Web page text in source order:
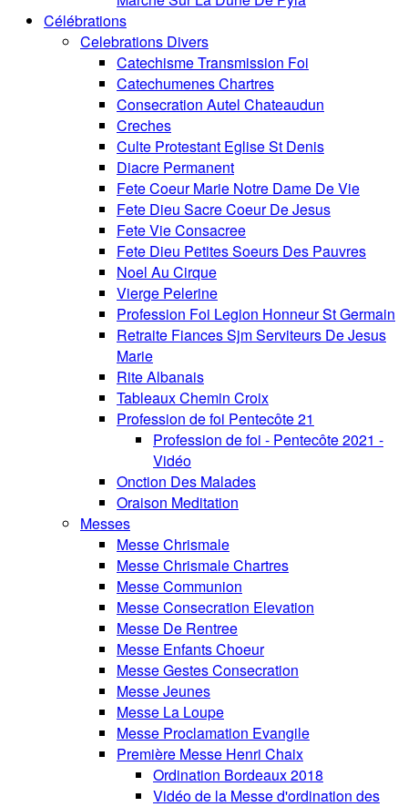
Célébrations
Celebrations Divers
Catechisme Transmission Foi
Catechumenes Chartres
Consecration Autel Chateaudun
Creches
Culte Protestant Eglise St Denis
Diacre Permanent
Fete Coeur Marie Notre Dame De Vie
Fete Dieu Sacre Coeur De Jesus
Fete Vie Consacree
Fete Dieu Petites Soeurs Des Pauvres
Noel Au Cirque
Vierge Pelerine
Profession Foi Legion Honneur St Germain
Retraite Fiances Sjm Serviteurs De Jesus
Marie
Rite Albanais
Tableaux Chemin Croix
Profession de foi Pentecôte 21
Profession de foi - Pentecôte 2021 -
Vidéo
Onction Des Malades
Oraison Meditation
Messes
Messe Chrismale
Messe Chrismale Chartres
Messe Communion
Messe Consecration Elevation
Messe De Rentree
Messe Enfants Choeur
Messe Gestes Consecration
Messe Jeunes
Messe La Loupe
Messe Proclamation Evangile
Première Messe Henri Chaix
Ordination Bordeaux 2018
Vidéo de la Messe d'ordination des